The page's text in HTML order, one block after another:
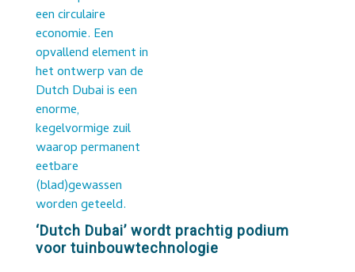
‘Dutch Dubai’ wordt prachtig podium
voor tuinbouwtechnologie